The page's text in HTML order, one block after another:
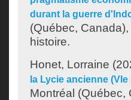
durant la guerre
(Québec,
histoire.
Honet, Lorraine
la Lycie ancienne
Montréal (Québec,